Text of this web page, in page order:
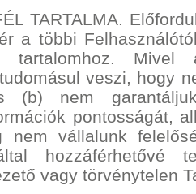
TARTALMA.
a többi
tartalomhoz.
veszi, hogy
(b) nem
pontosságát,
nem vállalunk
hozzáférhetővé
vagy törvénytelen